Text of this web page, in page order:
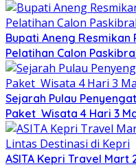
Bupati Aneng Resmikan
Pelatihan Calon
Sejarah Pulau
Paket Wisata 4 Hari 3
ASITA Kepri Travel Mart